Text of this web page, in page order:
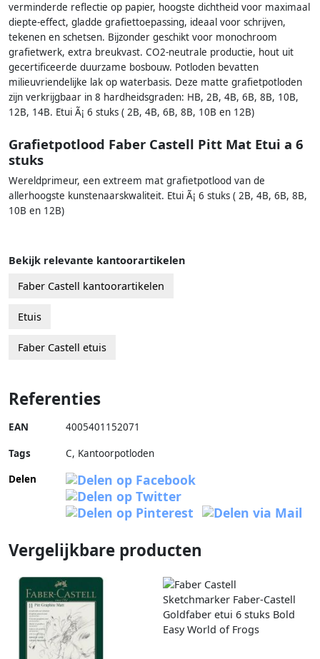
verminderde reflectie op papier, hoogste dichtheid voor maximaal
diepte-effect, gladde grafiettoepassing, ideaal voor schrijven,
tekenen en schetsen. Bijzonder geschikt voor monochroom
grafietwerk, extra breukvast. CO2-neutrale productie, hout uit
gecertificeerde duurzame bosbouw. Potloden bevatten
milieuvriendelijke lak op waterbasis. Deze matte grafietpotloden
zijn verkrijgbaar in 8 hardheidsgraden: HB, 2B, 4B, 6B, 8B, 10B,
12B, 14B. Etui Ã¡ 6 stuks ( 2B, 4B, 6B, 8B, 10B en 12B)
Grafietpotlood Faber Castell Pitt Mat Etui a 6
stuks
Wereldprimeur, een extreem mat grafietpotlood van de
allerhoogste kunstenaarskwaliteit. Etui Ã¡ 6 stuks ( 2B, 4B, 6B, 8B,
10B en 12B)
Bekijk relevante kantoorartikelen
Faber Castell kantoorartikelen
Etuis
Faber Castell etuis
Referenties
EAN 4005401152071
Tags
C, Kantoorpotloden
Delen
Vergelijkbare producten